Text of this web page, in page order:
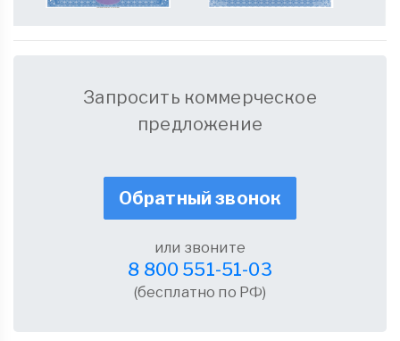
Запросить коммерческое
предложение
Обратный звонок
или звоните
8 800 551-51-03
(бесплатно по РФ)